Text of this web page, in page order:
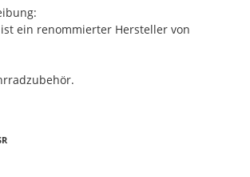
ein renommierter Hersteller von